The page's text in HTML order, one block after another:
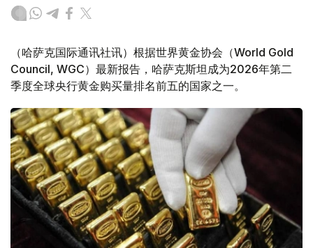
（哈萨克国际通讯社讯）根据世界黄金协会（World Gold
Council, WGC）最新报告，哈萨克斯坦成为2026年第二
季度全球央行黄金购买量排名前五的国家之一。